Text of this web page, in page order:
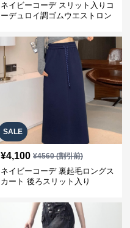
ネイビーコーデ スリット入りコ
ーデュロイ調ゴムウエストロン
SALE
¥4,100 ¥4560(割引前)
ネイビーコーデ 裏起毛ロングス
カート 後ろスリット入り